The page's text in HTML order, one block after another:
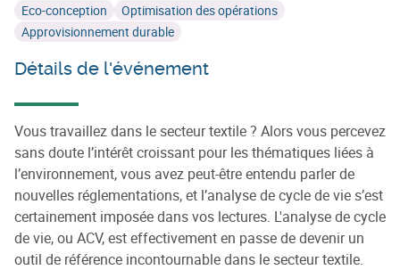
Eco-conception
Optimisation des opérations
Approvisionnement durable
Détails de l'événement
Vous travaillez dans le secteur textile ? Alors vous percevez
sans doute l’intérêt croissant pour les thématiques liées à
l’environnement, vous avez peut-être entendu parler de
nouvelles réglementations, et l’analyse de cycle de vie s’est
certainement imposée dans vos lectures. L'analyse de cycle
de vie, ou ACV, est effectivement en passe de devenir un
outil de référence incontournable dans le secteur textile.